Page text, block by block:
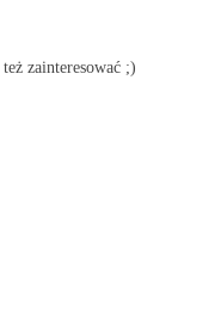
zainteresować ;)